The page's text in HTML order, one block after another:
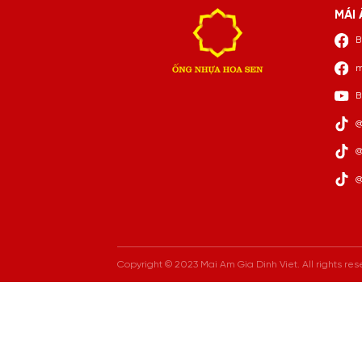
MÁI
Copyright © 2023 Mai Am Gia Dinh Viet. All rights